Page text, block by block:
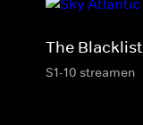
The Blacklist
S1-10 streamen